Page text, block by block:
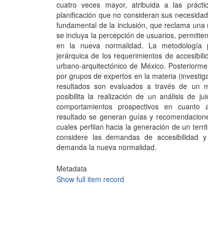
cuatro veces mayor, atribuida a las
planificación que no consideran sus
fundamental de la inclusión, que reclama
se incluya la percepción de usuarios,
en la nueva normalidad. La
jerárquica de los requerimientos de
urbano-arquitectónico de México.
por grupos de expertos en la materia
resultados son evaluados a través de un
posibilita la realización de un análisis de
comportamientos prospectivos en
resultado se generan guías y
cuales perfilan hacia la generación de un
considere las demandas de accesibilidad
demanda la nueva normalidad.
Metadata
Show full item record